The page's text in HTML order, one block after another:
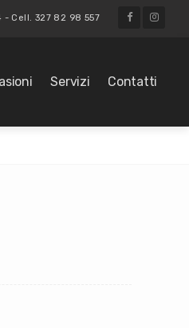
- Cell. 327 82 98 557
Servizi Contatti